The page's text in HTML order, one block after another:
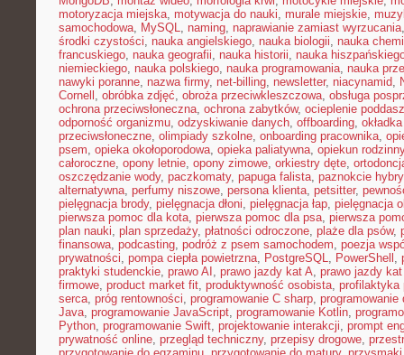
motoryzacja miejska, motywacja do nauki, murale miejskie,
samochodowa, MySQL, naming, naprawianie zamiast wyrzucania
środki czystości, nauka angielskiego, nauka biologii, nauka
francuskiego, nauka geografii, nauka historii, nauka
niemieckiego, nauka polskiego, nauka programowania, nauka
nawyki poranne, nazwa firmy, net-billing, newsletter, niacynamid,
Cornell , obróbka zdjęć, obroża przeciwkleszczowa, obsługa
ochrona przeciwsłoneczna, ochrona zabytków, ocieplenie
odporność organizmu, odzyskiwanie danych, offboarding,
przeciwsłoneczne, olimpiady szkolne, onboarding pracownika,
psem, opieka okołoporodowa, opieka paliatywna, opiekun rodzinny
całoroczne, opony letnie, opony zimowe, orkiestry dęte,
oszczędzanie wody, paczkomaty, papuga falista, paznokcie
alternatywna, perfumy niszowe, persona klienta, petsitter,
pielęgnacja brody, pielęgnacja dłoni, pielęgnacja łap, pielęgnacja
pierwsza pomoc dla kota, pierwsza pomoc dla psa, pierwsza
plan nauki, plan sprzedaży, płatności odroczone, plaże dla psów,
finansowa, podcasting, podróż z psem samochodem, poezja
prywatności, pompa ciepła powietrzna, PostgreSQL, PowerShell ,
praktyki studenckie, prawo AI , prawo jazdy kat A, prawo jazdy
firmowe, product market fit, produktywność osobista, profilaktyka
serca, próg rentowności, programowanie C sharp, programowanie
Java, programowanie JavaScript, programowanie Kotlin,
Python, programowanie Swift, projektowanie interakcji, prompt
prywatność online, przegląd techniczny, przepisy drogowe,